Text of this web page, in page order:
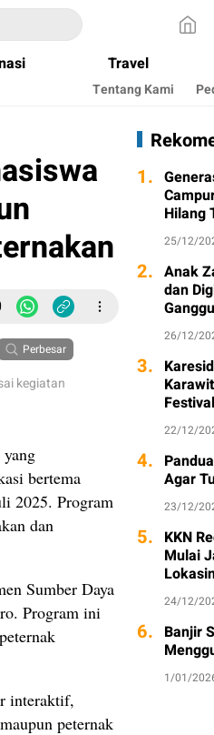
Travel
Tentang Kami
Perbesar
kegiatan
bertema
2025. Program
dan
Sumber Daya
Program ini
interaktif,
peternak
1.
Hilang
25/12/
2. Anak
dan
26/12/
3.
22/12/
4.
Agar
23/12/
5. KKN
Mulai
24/12/
6. Banjir
1/01/